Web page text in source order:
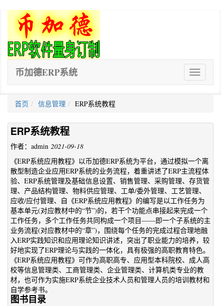
ERP
软
币加德ERP系统
首页 信息管理 ERP系统教程
ERP系统教程
作者：admin 2021-09-18
《ERP系统应用教程》以币加德ERP系统为平台，通过模拟一个离
散型制造企业应用ERP系统的业务流程，着重讲述了ERP主流程体
验、ERP系统管理及基础信息设置、销售管理、采购管理、存货管
理、产品结构管理、物料供应管理、工单/委外管理、工艺管理、
应收/应付管理、自《ERP系统应用教程》的编写是以工作任务为
基本单元(对应教材中的“节”)的，若干个功能点串接起来完成一个
工作任务，多个工作任务共同构成一个项目——即一个子系统的主
业务流程(对应教材中的“章”)，围绕每个任务的完成过程合理地融
入ERP实践知识和应用理论知识讲述，突出了职业能力的培养，较
好地实现了ERP理论与实践的一体化，具有极强的高职教育特色。
《ERP系统应用教程》可作为高职高专、应用型本科院校、成人高
校等信息管理类、工商管理类、企业管理类、计算机类专业的教
材，也可作为实施ERP系统企业技术人员和管理人员的培训教材和
自学参考书。
图书目录